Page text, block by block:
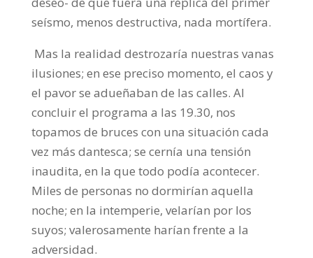
seísmo, menos destructiva, nada mortífera.
Mas la realidad destrozaría nuestras vanas
ilusiones; en ese preciso momento, el caos y
el pavor se adueñaban de las calles. Al
concluir el programa a las 19.30, nos
topamos de bruces con una situación cada
vez más dantesca; se cernía una tensión
inaudita, en la que todo podía acontecer.
Miles de personas no dormirían aquella
noche; en la intemperie, velarían por los
suyos; valerosamente harían frente a la
adversidad.